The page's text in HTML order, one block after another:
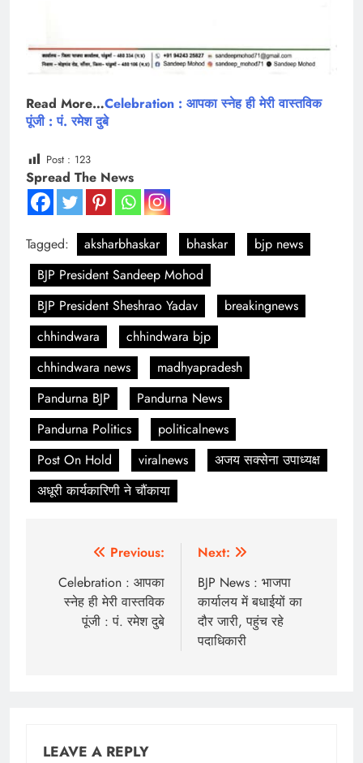
Read More…Celebration : आपका स्नेह ही मेरी वास्तविक
पूंजी : पं. रमेश दुबे
Post : 123
Spread The News
Tagged: aksharbhaskar bhaskar
bjp news
BJP President Sandeep Mohod
BJP President Sheshrao Yadav
breakingnews
chhindwara
chhindwara bjp
chhindwara news
madhyapradesh
Pandurna BJP
Pandurna News
Pandurna Politics
politicalnews
Post On Hold
viralnews
अजय सक्सेना उपाध्यक्ष
अधूरी कार्यकारिणी ने चौंकाया
navigation
Previous:
Celebration : आपका
स्नेह ही मेरी वास्तविक
पूंजी : पं. रमेश दुबे
Next:
BJP News : भाजपा
कार्यालय में बधाईयों का
दौर जारी, पहुंच रहे
पदाधिकारी
LEAVE A REPLY